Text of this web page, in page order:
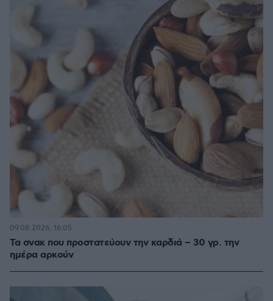
Τα σνακ που προστατεύουν την καρδιά – 30 γρ. την
ημέρα αρκούν
09.08.2026, 16:05